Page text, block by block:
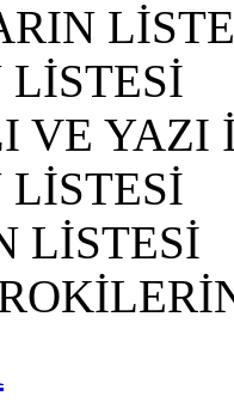
VE YAZI
LİSTESİ